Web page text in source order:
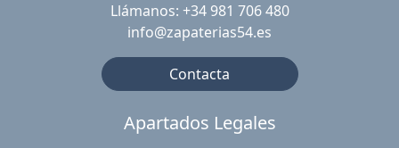
Llámanos: +34 981 706 480
info@zapaterias54.es
Contacta
Apartados Legales